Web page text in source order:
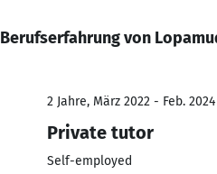
Berufserfahrung von
2 Jahre, März 2022 - Feb. 2024
Private tutor
Self-employed